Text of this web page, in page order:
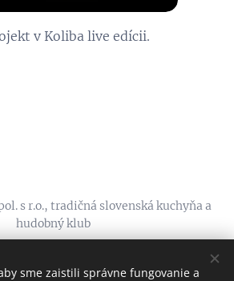
v Koliba live edícii.
s r.o., tradičná slovenská kuchyňa a
hudobný klub
, INSTA: @kolibatristudnicky
sme zaistili správne fungovanie a